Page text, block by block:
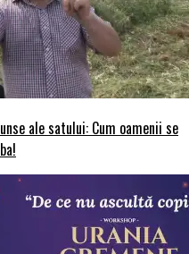
ale satului: Cum oamenii se